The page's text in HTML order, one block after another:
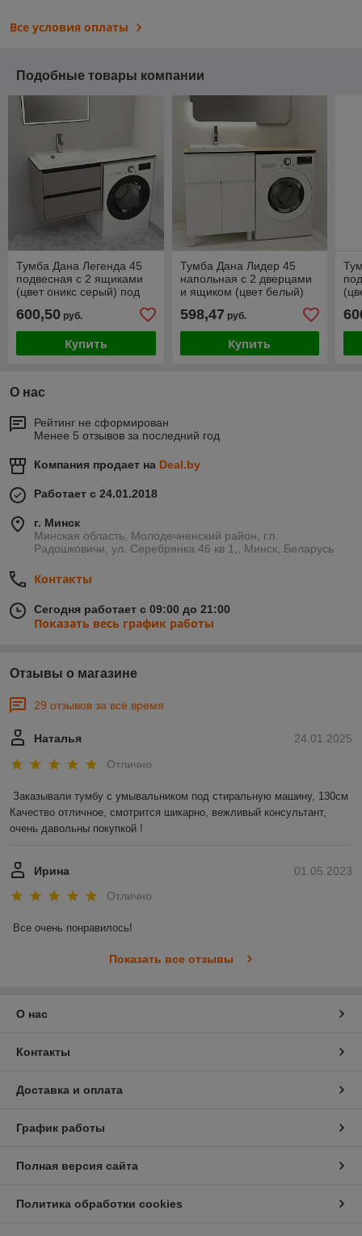
Все условия оплаты
Подобные товары компании
Тумба Дана Легенда 45
подвесная с 2 ящиками
(цвет оникс серый) под
столешницу 105 см над
стиральной машиной
600,50 руб.
Купить
Тумба Дана Лидер 45
напольная с 2 дверцами
и ящиком (цвет белый)
под столешницу 105 см
над стиральной машиной
598,47 руб.
Купить
О нас
Рейтинг не сформирован
Менее 5 отзывов за последний год
Компания продает на Deal.by
Работает с 24.01.2018
г. Минск
Минская область, Молодечненский район, г.п.
Радошковичи, ул. Серебрянка 46 кв 1,, Минск, Беларусь
Контакты
Сегодня работает с 09:00 до 21:00
Показать весь график работы
Отзывы о магазине
29 отзывов за всё время
24.01.2025
Наталья
Отлично
Заказывали тумбу с умывальником под стиральную машину, 130см
Качество отличное, смотрится шикарно, вежливый консультант,
очень давольны покупкой !
01.05.2023
Ирина
Отлично
Все очень понравилось!
Показать все отзывы
О нас
Контакты
Доставка и оплата
График работы
Полная версия сайта
Политика обработки cookies